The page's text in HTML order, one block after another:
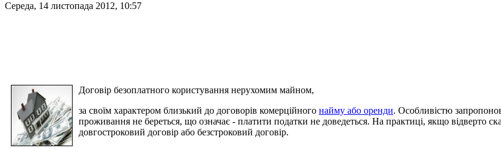
Середа, 14 листопада 2012, 10:57
Договір безоплатного користування нерухомим майном,
за своїм характером близький до договорів комерційного найму або оренди. Особливістю
проживання не береться, що означає - платити податки не доведеться. На практиці, якщо відверто
довгостроковий договір або безстроковий договір.